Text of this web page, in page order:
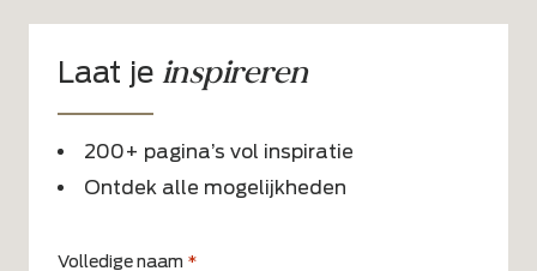
Laat je inspireren
200+ pagina’s vol inspiratie
Ontdek alle mogelijkheden
Volledige naam *